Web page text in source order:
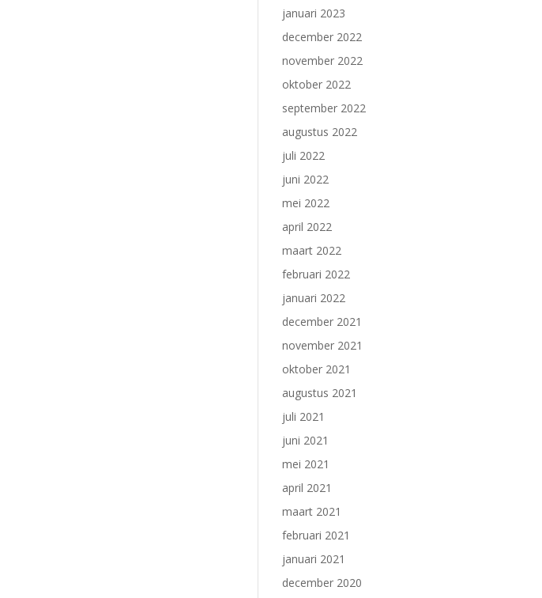
januari 2023
december 2022
november 2022
oktober 2022
september 2022
augustus 2022
juli 2022
juni 2022
mei 2022
april 2022
maart 2022
februari 2022
januari 2022
december 2021
november 2021
oktober 2021
augustus 2021
juli 2021
juni 2021
mei 2021
april 2021
maart 2021
februari 2021
januari 2021
december 2020